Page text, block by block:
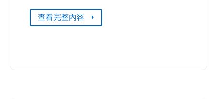
查看完整內容